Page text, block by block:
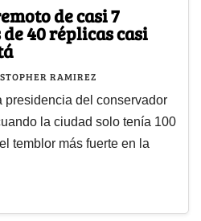
de casi 7
40 réplicas casi
RAMIREZ
presidencia del conservador
la ciudad solo tenía 100
temblor más fuerte en la